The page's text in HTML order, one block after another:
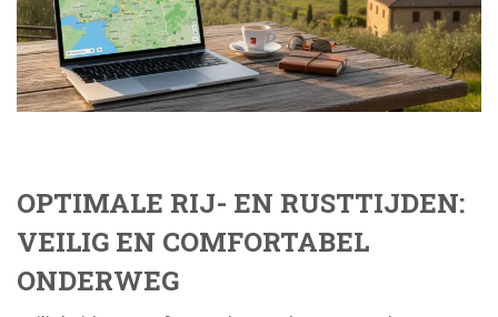
OPTIMALE RIJ- EN RUSTTIJDEN:
VEILIG EN COMFORTABEL
ONDERWEG